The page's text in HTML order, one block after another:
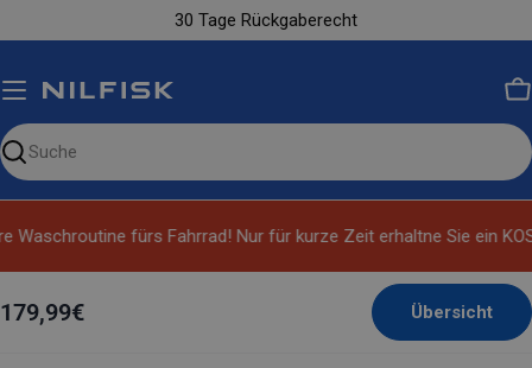
Inhalt
30 Tage Rückgaberecht
Unsere
Waschroutine fürs Fahrrad! Nur für kurze Zeit erhaltne Sie ein
179,99€ Übersicht